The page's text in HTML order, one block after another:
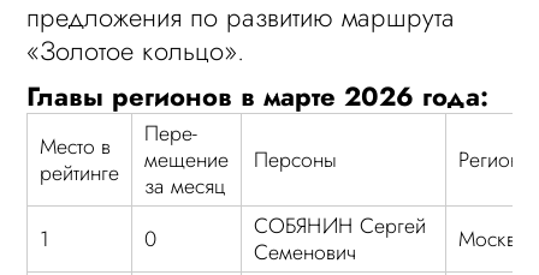
предложения по развитию маршрута
«Золотое кольцо».
Главы регионов в марте 2026 года:
Место в
рейтинге
Пере-
мещение
за месяц
Персоны Регион
1 0
СОБЯНИН Сергей
Семенович
Москва